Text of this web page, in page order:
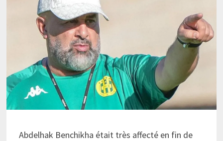
Abdelhak Benchikha était très affecté en fin de